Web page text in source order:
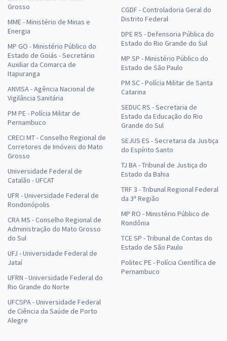
Grosso
MME - Ministério de Minas e
Energia
MP GO - Ministério Público do
Estado de Goiás - Secretário
Auxiliar da Comarca de
Itapuranga
ANVISA - Agência Nacional de
Vigilância Sanitária
PM PE - Polícia Militar de
Pernambuco
CRECI MT - Conselho Regional de
Corretores de Imóveis do Mato
Grosso
Universidade Federal de
Catalão - UFCAT
UFR - Universidade Federal de
Rondonópolis
CRA MS - Conselho Regional de
Administração do Mato Grosso
do Sul
UFJ - Universidade Federal de
Jataí
UFRN - Universidade Federal do
Rio Grande do Norte
UFCSPA - Universidade Federal
de Ciência da Saúde de Porto
Alegre
CGDF - Controladoria Geral do
Distrito Federal
DPE RS - Defensoria Pública do
Estado do Rio Grande do Sul
MP SP - Ministério Público do
Estado de São Paulo
PM SC - Polícia Militar de Santa
Catarina
SEDUC RS - Secretaria de
Estado da Educação do Rio
Grande do Sul
SEJUS ES - Secretaria da Justiça
do Espírito Santo
TJ BA - Tribunal de Justiça do
Estado da Bahia
TRF 3 - Tribunal Regional Federal
da 3ª Região
MP RO - Ministério Público de
Rondônia
TCE SP - Tribunal de Contas do
Estado de São Paulo
Politec PE - Polícia Científica de
Pernambuco